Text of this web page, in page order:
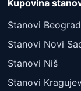
Kupovina
Stanovi Beograd
Stanovi Novi
Stanovi Niš
Stanovi